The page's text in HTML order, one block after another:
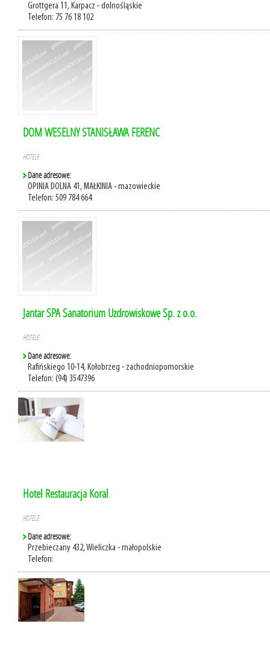
Grottgera 11, Karpacz - dolnośląskie
Telefon: 75 76 18 102
DOM WESELNY STANISŁAWA FERENC
HOTELE
Dane adresowe:
OPINIA DOLNA 41, MAŁKINIA - mazowieckie
Telefon: 509 784 664
Jantar SPA Sanatorium Uzdrowiskowe Sp. z o.o.
HOTELE
Dane adresowe:
Rafińskiego 10-14, Kołobrzeg - zachodniopomorskie
Telefon: (94) 3547396
Hotel Restauracja Koral
HOTELE
Dane adresowe:
Przebieczany 432, Wieliczka - małopolskie
Telefon: